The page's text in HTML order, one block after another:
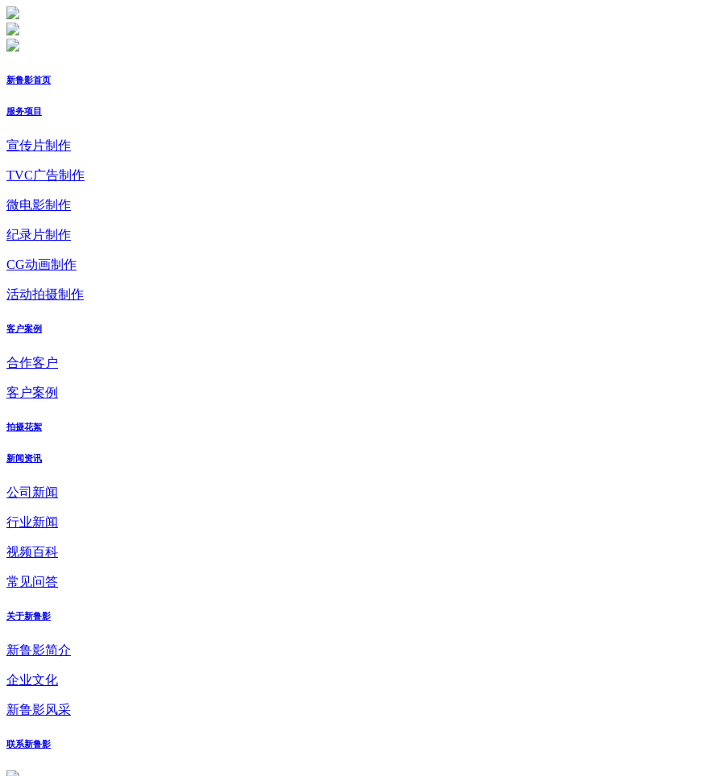
新鲁影首页
服务项目
宣传片制作
TVC广告制作
微电影制作
纪录片制作
CG动画制作
活动拍摄制作
客户案例
合作客户
客户案例
拍摄花絮
新闻资讯
公司新闻
行业新闻
视频百科
常见问答
关于新鲁影
新鲁影简介
企业文化
新鲁影风采
联系新鲁影